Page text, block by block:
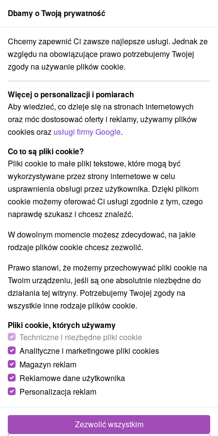
członek grupySorger
Prešovský kraj Nová Lesná Privát Sedlár Nová Lesná
Privát Sedlár Nová Lesná
Nová Lesná
Zarezerwuj przez booking
REZERWACJA I WYBÓR OFERTY
Skontaktuj się bezpośrednio z właścicielem.
Przejdź do lokalizacji
O URZĄDZENIA SPRZĘT
Dbamy o Twoją prywatność
Chcemy zapewnić Ci zawsze najlepsze usługi. Jednak ze
względu na obowiązujące prawo potrzebujemy Twojej
zgody na używanie plików cookie.
Więcej o personalizacji i pomiarach
Aby wiedzieć, co dzieje się na stronach internetowych
oraz móc dostosować oferty i reklamy, używamy plików
cookies oraz usługi firmy Google.
Co to są pliki cookie?
Pliki cookie to małe pliki tekstowe, które mogą być
wykorzystywane przez strony internetowe w celu
usprawnienia obsługi przez użytkownika. Dzięki plikom
cookie możemy oferować Ci usługi zgodnie z tym, czego
naprawdę szukasz i chcesz znaleźć.
W dowolnym momencie możesz zdecydować, na jakie
rodzaje plików cookie chcesz zezwolić.
Prawo stanowi, że możemy przechowywać pliki cookie na
Twoim urządzeniu, jeśli są one absolutnie niezbędne do
działania tej witryny. Potrzebujemy Twojej zgody na
wszystkie inne rodzaje plików cookie.
Pliki cookie, których używamy
Techniczne i niezbędne pliki cookie
Analityczne i marketingowe pliki cookies
Magazyn reklam
Reklamowe dane użytkownika
Personalizacja reklam
Zezwolić wszystkim